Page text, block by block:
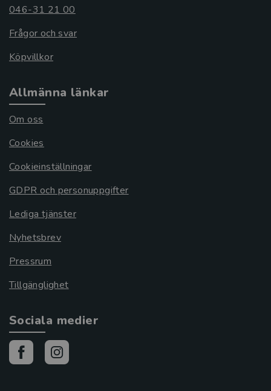
046-31 21 00
Frågor och svar
Köpvillkor
Allmänna länkar
Om oss
Cookies
Cookieinställningar
GDPR och personuppgifter
Lediga tjänster
Nyhetsbrev
Pressrum
Tillgänglighet
Sociala medier